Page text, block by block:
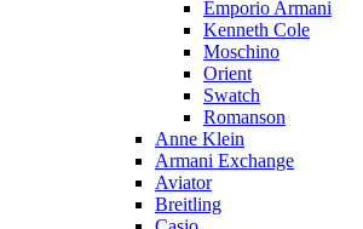
Emporio Armani
Kenneth Cole
Moschino
Orient
Swatch
Romanson
Anne Klein
Armani Exchange
Aviator
Breitling